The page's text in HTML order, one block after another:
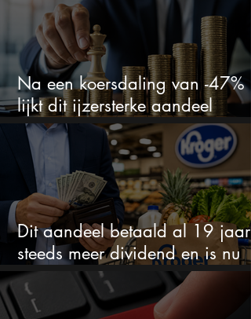
Na een koersdaling van -47%
lijkt dit ijzersterke aandeel
aantrekkelijker dan ooit
Dit aandeel betaald al 19 jaar
steeds meer dividend en is nu
goedkoop